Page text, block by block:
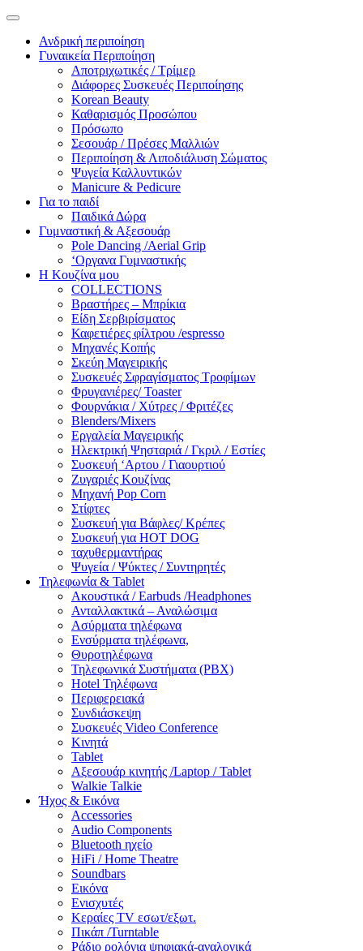
Ανδρική περιποίηση
Γυναικεία Περιποίηση
Αποτριχωτικές / Τρίμερ
Διάφορες Συσκευές Περιποίησης
Korean Beauty
Καθαρισμός Προσώπου
Πρόσωπο
Σεσουάρ / Πρέσες Μαλλιών
Περιποίηση & Λιποδιάλυση Σώματος
Ψυγεία Καλλυντικών
Manicure & Pedicure
Για το παιδί
Παιδικά Δώρα
Γυμναστική & Αξεσουάρ
Pole Dancing /Aerial Grip
‘Οργανα Γυμναστικής
Η Κουζίνα μου
COLLECTIONS
Βραστήρες – Μπρίκια
Είδη Σερβιρίσματος
Καφετιέρες φίλτρου /espresso
Μηχανές Κοπής
Σκεύη Μαγειρικής
Συσκευές Σφραγίσματος Τροφίμων
Φρυγανιέρες/ Toaster
Φουρνάκια / Χύτρες / Φριτέζες
Blenders/Mixers
Εργαλεία Μαγειρικής
Ηλεκτρική Ψησταριά / Γκριλ / Eστίες
Συσκευή ‘Αρτου / Γιαουρτιού
Ζυγαριές Κουζίνας
Μηχανή Pop Corn
Στίφτες
Συσκευή για Βάφλες/ Κρέπες
Συσκευή για HOT DOG
ταχυθερμαντήρας
Ψυγεία / Ψύκτες / Συντηρητές
Τηλεφωνία & Tablet
Ακουστικά / Earbuds /Headphones
Ανταλλακτικά – Αναλώσιμα
Ασύρματα τηλέφωνα
Ενσύρματα τηλέφωνα,
Θυροτηλέφωνα
Τηλεφωνικά Συστήματα (PBX)
Hotel Τηλέφωνα
Περιφερειακά
Συνδιάσκεψη
Συσκευές Video Conference
Κινητά
Tablet
Αξεσουάρ κινητής /Laptop / Tablet
Walkie Talkie
Ήχος & Εικόνα
Accessories
Audio Components
Bluetooth ηχείο
HiFi / Home Theatre
Soundbars
Εικόνα
Ενισχυτές
Κεραίες TV εσωτ/εξωτ.
Πικάπ /Turntable
Ράδιο ρολόγια ψηφιακά-αναλογικά